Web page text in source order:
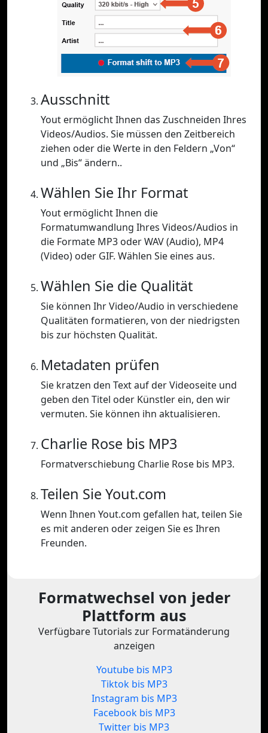
Ausschnitt
Yout ermöglicht Ihnen das Zuschneiden Ihres
Videos/Audios. Sie müssen den Zeitbereich
ziehen oder die Werte in den Feldern „Von“
und „Bis“ ändern..
Wählen Sie Ihr Format
Yout ermöglicht Ihnen die
Formatumwandlung Ihres Videos/Audios in
die Formate MP3 oder WAV (Audio), MP4
(Video) oder GIF. Wählen Sie eines aus.
Wählen Sie die Qualität
Sie können Ihr Video/Audio in verschiedene
Qualitäten formatieren, von der niedrigsten
bis zur höchsten Qualität.
Metadaten prüfen
Sie kratzen den Text auf der Videoseite und
geben den Titel oder Künstler ein, den wir
vermuten. Sie können ihn aktualisieren.
Charlie Rose bis MP3
Formatverschiebung Charlie Rose bis MP3.
Teilen Sie Yout.com
Wenn Ihnen Yout.com gefallen hat, teilen Sie
es mit anderen oder zeigen Sie es Ihren
Freunden.
Formatwechsel von jeder
Plattform aus
Verfügbare Tutorials zur Formatänderung
anzeigen
Youtube bis MP3
Tiktok bis MP3
Instagram bis MP3
Facebook bis MP3
Twitter bis MP3